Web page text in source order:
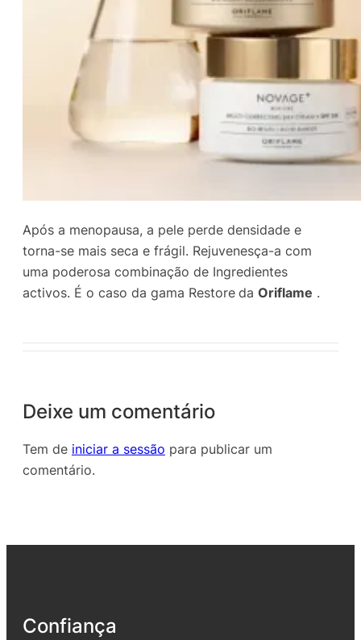
Após a menopausa, a pele perde densidade e
torna-se mais seca e frágil. Rejuvenesça-a com
uma poderosa combinação de Ingredientes
activos. É o caso da gama Restore da Oriflame .
Deixe um comentário
Tem de iniciar a sessão para publicar um
comentário.
Confiança